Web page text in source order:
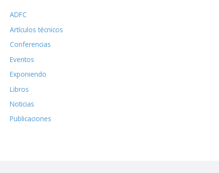
ADFC
Artículos técnicos
Conferencias
Eventos
Exponiendo
Libros
Noticias
Publicaciones